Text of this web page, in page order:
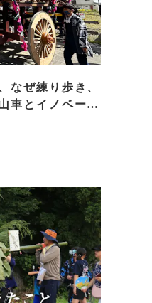
なぜ練り歩き、
車とイノベーシ